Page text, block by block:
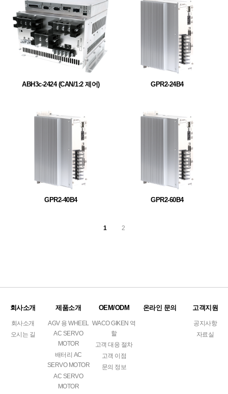
ABH3c-2424 (CAN/1:2 제어) GPR2-24B4
GPR2-40B4 GPR2-60B4
1 2
회사소개
회사소개
오시는 길
제품소개
AGV 용 WHEEL
AC SERVO
MOTOR
배터리 AC
SERVO MOTOR
AC SERVO
MOTOR
OEM/ODM
WACO GIKEN 역
할
고객 대응 절차
고객 이점
문의 정보
온라인 문의 고객지원
공지사항
자료실